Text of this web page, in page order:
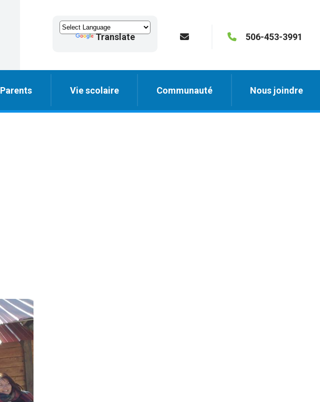
Translate 506-453-3991
Parents Vie scolaire Communauté Nous joindre